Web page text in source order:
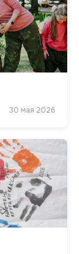
30 мая 2026